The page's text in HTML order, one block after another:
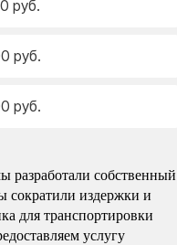
руб.
руб.
руб.
разработали собственный
сократили издержки и
для транспортировки
услугу